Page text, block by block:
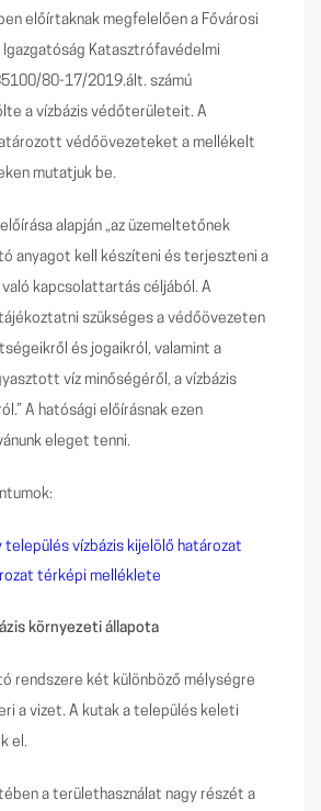
előírtaknak megfelelően a Fővárosi
Katasztrófavédelmi
80-17/2019.ált. számú
a vízbázis védőterületeit. A
védőövezeteket a mellékelt
mutatjuk be.
alapján „az üzemeltetőnek
anyagot kell készíteni és terjeszteni a
kapcsolattartás céljából. A
szükséges a védőövezeten
és jogaikról, valamint a
víz minőségéről, a vízbázis
A hatósági előírásnak ezen
eleget tenni.
település vízbázis kijelölő határozat
térképi melléklete
környezeti állapota
rendszere két különböző mélységre
a vizet. A kutak a település keleti
el.
a területhasználat nagy részét a